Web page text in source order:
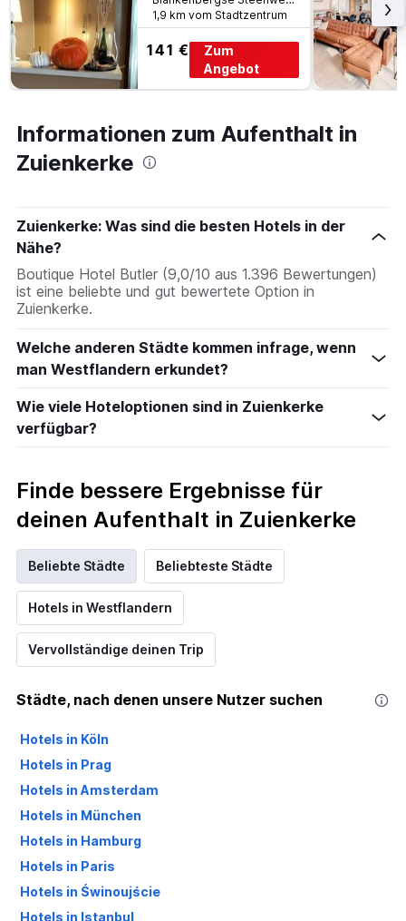
wurde.
1,9 km vom Stadtzentrum
141 €
Zum
Angebot
Informationen zum Aufenthalt in
Zuienkerke
Zuienkerke: Was sind die besten Hotels in der
Nähe?
Boutique Hotel Butler (9,0/10 aus 1.396 Bewertungen)
ist eine beliebte und gut bewertete Option in
Zuienkerke.
Welche anderen Städte kommen infrage, wenn
man Westflandern erkundet?
Wie viele Hoteloptionen sind in Zuienkerke
verfügbar?
Finde bessere Ergebnisse für
deinen Aufenthalt in Zuienkerke
Beliebte Städte Beliebteste Städte
Hotels in Westflandern
Vervollständige deinen Trip
Städte, nach denen unsere Nutzer suchen
Hotels in Köln
Hotels in Prag
Hotels in Amsterdam
Hotels in München
Hotels in Hamburg
Hotels in Paris
Hotels in Świnoujście
Hotels in Istanbul